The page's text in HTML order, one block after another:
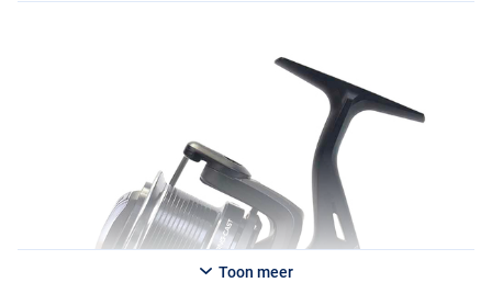
Toon meer